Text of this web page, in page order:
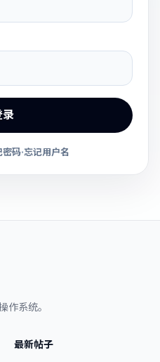
录
密码·忘记用户名
作系统。
最新帖子